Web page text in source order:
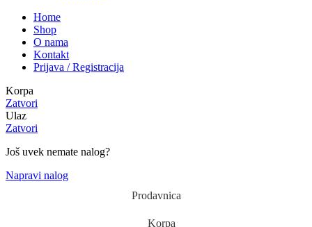
Home
Shop
O nama
Kontakt
Prijava / Registracija
Korpa
Zatvori
Ulaz
Zatvori
Još uvek nemate nalog?
Napravi nalog
Prodavnica
Korpa